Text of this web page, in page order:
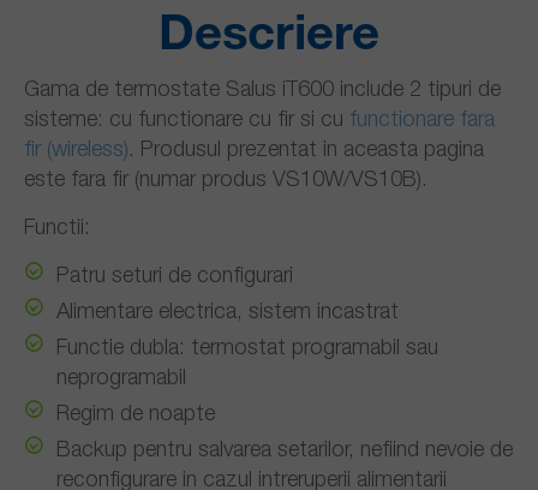
Descriere
Gama de termostate Salus iT600 include 2 tipuri de
sisteme: cu functionare cu fir si cu functionare fara
fir (wireless). Produsul prezentat in aceasta pagina
este fara fir (numar produs VS10W/VS10B).
Functii:
Patru seturi de configurari
Alimentare electrica, sistem incastrat
Functie dubla: termostat programabil sau
neprogramabil
Regim de noapte
Backup pentru salvarea setarilor, nefiind nevoie de
reconfigurare in cazul intreruperii alimentarii